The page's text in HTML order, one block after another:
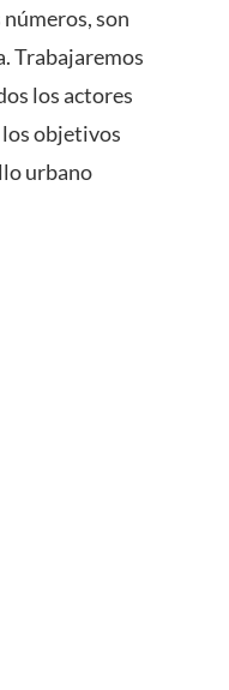
son
Trabajaremos
los actores
objetivos
urbano